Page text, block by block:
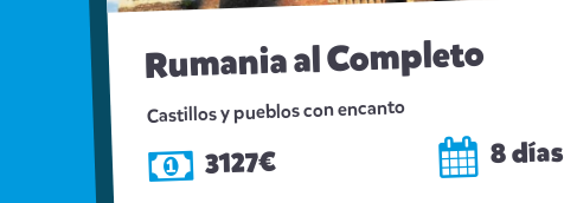
Rumania al Completo
Castillos y pueblos con encanto
3127€ 8 días